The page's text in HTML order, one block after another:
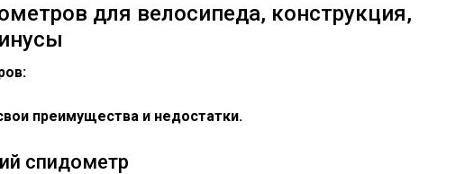
для велосипеда, конструкция,
преимущества и недостатки.
спидометр